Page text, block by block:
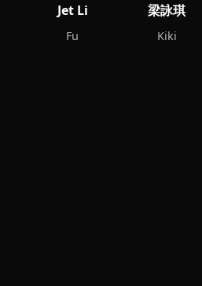
Jet Li
Fu
梁詠琪
Kiki